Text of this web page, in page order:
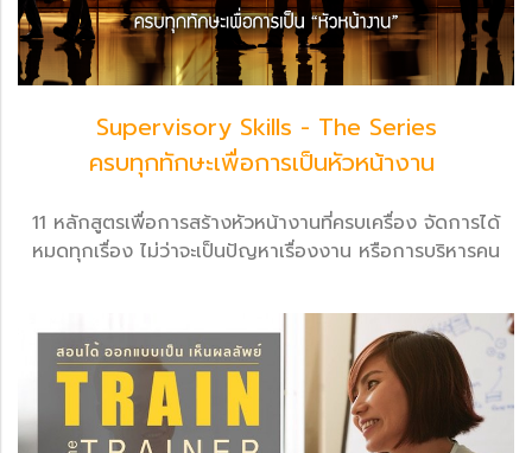
Supervisory Skills - The Series
ครบทุกทักษะเพื่อการเป็นหัวหน้างาน
11 หลักสูตรเพื่อการสร้างหัวหน้างานที่ครบเครื่อง จัดการได้
หมดทุกเรื่อง ไม่ว่าจะเป็นปัญหาเรื่องงาน หรือการบริหารคน